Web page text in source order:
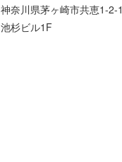
神奈川県茅ヶ崎市共恵1-2-1
池杉ビル1F